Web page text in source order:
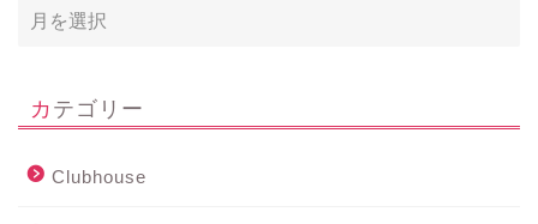
カテゴリー
Clubhouse